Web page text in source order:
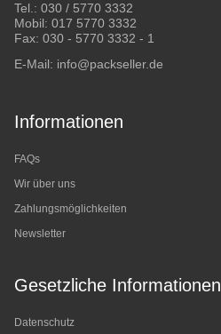
Tel.: 030 / 5770 3332
Mobil: 017 5770 3332
Fax: 030 - 5770 3332 - 1
E-Mail: info@packseller.de
Informationen
FAQs
Wir über uns
Zahlungsmöglichkeiten
Newsletter
Gesetzliche Informationen
Datenschutz